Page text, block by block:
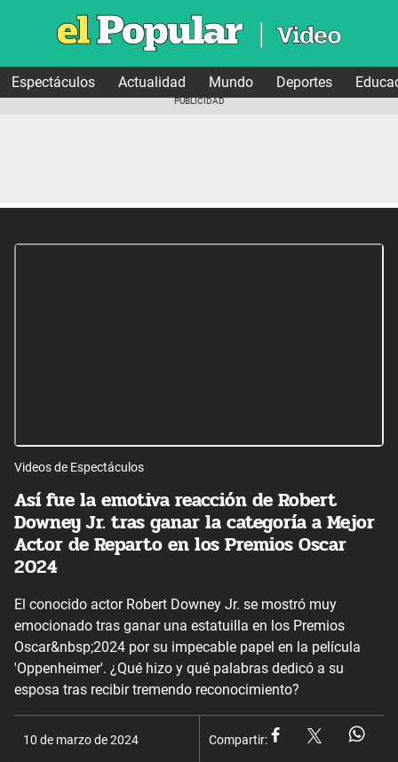
Espectáculos Actualidad Mundo Deportes
Videos de Espectáculos
Así fue la emotiva reacción de Robert
Downey Jr. tras ganar la categoría a Mejor
Actor de Reparto en los Premios Oscar
2024
El conocido actor Robert Downey Jr. se mostró muy
emocionado tras ganar una estatuilla en los Premios
Oscar&nbsp;2024 por su impecable papel en la película
'Oppenheimer'. ¿Qué hizo y qué palabras dedicó a su
esposa tras recibir tremendo reconocimiento?
10 de marzo de 2024 Compartir: